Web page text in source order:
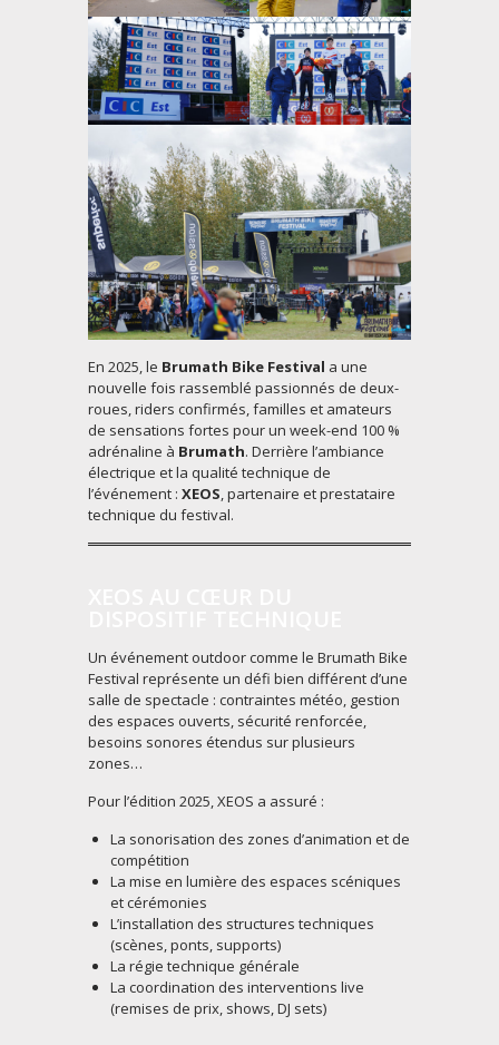
En 2025, le Brumath Bike Festival a une
nouvelle fois rassemblé passionnés de deux-
roues, riders confirmés, familles et amateurs
de sensations fortes pour un week-end 100 %
adrénaline à Brumath. Derrière l’ambiance
électrique et la qualité technique de
l’événement : XEOS, partenaire et prestataire
technique du festival.
Un événement outdoor comme le Brumath Bike
Festival représente un défi bien différent d’une
salle de spectacle : contraintes météo, gestion
des espaces ouverts, sécurité renforcée,
besoins sonores étendus sur plusieurs
zones…
Pour l’édition 2025, XEOS a assuré :
La sonorisation des zones d’animation et de
compétition
La mise en lumière des espaces scéniques
et cérémonies
L’installation des structures techniques
(scènes, ponts, supports)
La régie technique générale
La coordination des interventions live
(remises de prix, shows, DJ sets)